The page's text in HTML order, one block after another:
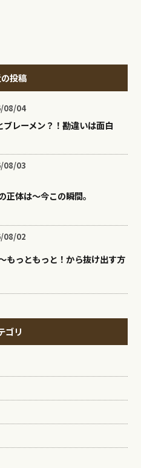
投稿
08/04
ブレーメン？！勘違いは面白
08/03
正体は〜今この瞬間。
08/02
もっともっと！から抜け出す方
ゴリ